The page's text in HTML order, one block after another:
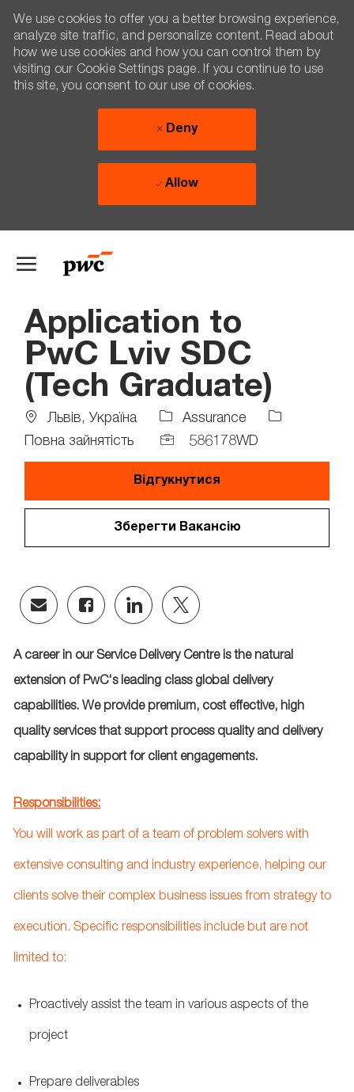
We use cookies to offer you a better browsing experience,
analyze site traffic, and personalize content. Read about
how we use cookies and how you can control them by
visiting our Cookie Settings page. If you continue to use
this site, you consent to our use of cookies.
Deny
Allow
Application to
PwC Lviv SDC
(Tech Graduate)
Location
Львів, Україна Assurance
Job
Повна зайнятість
Job
Id
586178WD
Відгукнутися
Зберегти Вакансію
Share
via
Share
via
Share
via
Share
via
A career in our Service Delivery Centre is the natural
extension of PwC's leading class global delivery
capabilities. We provide premium, cost effective, high
quality services that support process quality and delivery
capability in support for client engagements.
Responsibilities:
You will work as part of a team of problem solvers with
extensive consulting and industry experience, helping our
clients solve their complex business issues from strategy to
execution. Specific responsibilities include but are not
limited to:
Proactively assist the team in various aspects of the
project
Prepare deliverables